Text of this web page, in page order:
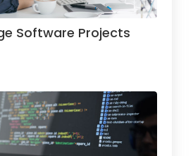
Software Projects